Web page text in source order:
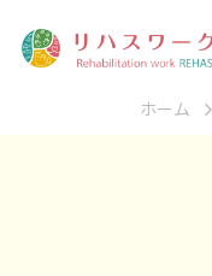
ホーム